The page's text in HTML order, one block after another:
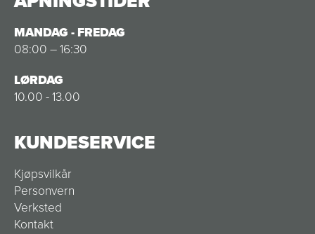
MANDAG - FREDAG
08:00 – 16:30
LØRDAG
10.00 - 13.00
KUNDESERVICE
Kjøpsvilkår
Personvern
Verksted
Kontakt